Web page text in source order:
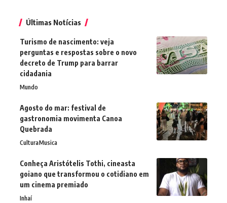
Últimas Notícias
Turismo de nascimento: veja
perguntas e respostas sobre o novo
decreto de Trump para barrar
cidadania
Mundo
Agosto do mar: festival de
gastronomia movimenta Canoa
Quebrada
CulturaMusica
Conheça Aristótelis Tothi, cineasta
goiano que transformou o cotidiano em
um cinema premiado
Inhaí